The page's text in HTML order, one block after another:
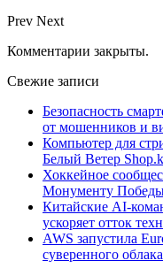
Prev Next
Комментарии закрыты.
Свежие записи
Безопасность
от мошенников и
Компьютер для
Белый Ветер
Хоккейное
Монументу
Китайские AI-
ускоряет отток
AWS запустила
суверенного